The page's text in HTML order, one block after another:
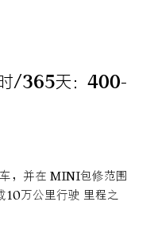
/365天：400-
，并在 MINI包修范围
10万公里行驶 里程之